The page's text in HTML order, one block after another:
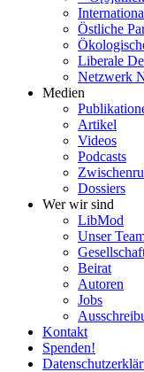
Östliche
Liberale
Netzwerk
Medien
Artikel
Videos
Podcasts
Dossiers
Wer wir sind
LibMod
Unser
Beirat
Autoren
Jobs
Kontakt
Spenden!